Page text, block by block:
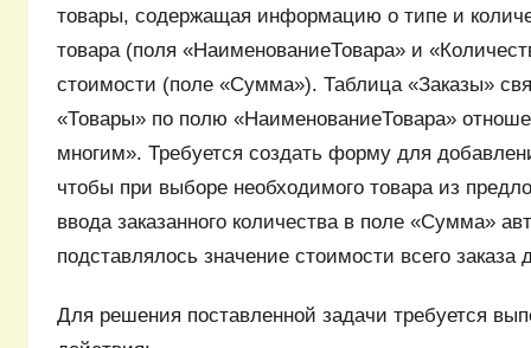
товары, содержащая информацию о типе и
товара (поля «НаименованиеТовара» и
стоимости (поле «Сумма»). Таблица «Заказы»
«Товары» по полю «НаименованиеТовара»
многим». Требуется создать форму для
чтобы при выборе необходимого товара из
ввода заказанного количества в поле «Сумма»
подставлялось значение стоимости всего заказа
Для решения поставленной задачи требуется